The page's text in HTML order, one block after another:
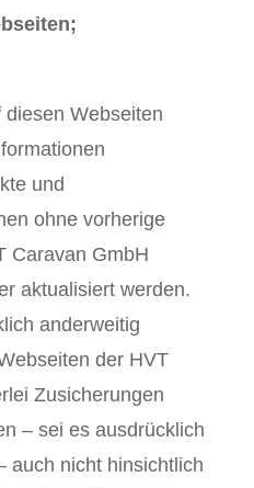
Webseiten
und
ohne vorherige
Caravan GmbH
aktualisiert werden.
anderweitig
der HVT
Zusicherungen
– sei es ausdrücklich
auch nicht hinsichtlich